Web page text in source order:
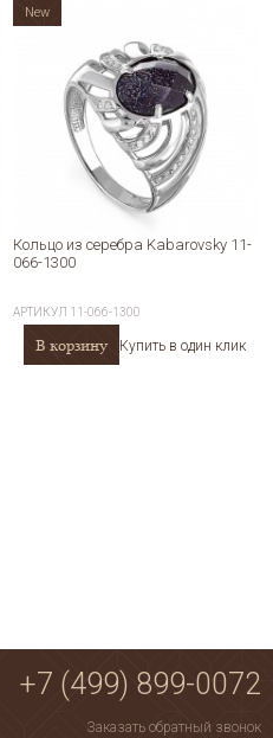
Кольцо из серебра Kabarovsky 11-
066-1300
АРТИКУЛ 11-066-1300
В корзину Купить в один клик
New
+7 (499) 899-0072
Заказать обратный звонок